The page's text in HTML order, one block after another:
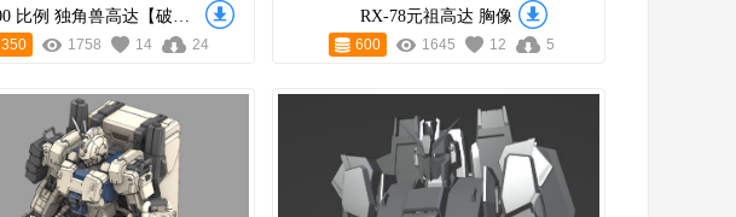
350 1758 14 24
RX-78元祖高达 胸像
600 1645 12 5